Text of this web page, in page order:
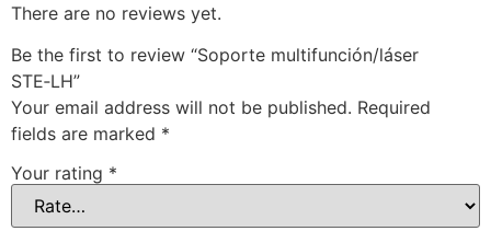
There are no reviews yet.
Be the first to review “Soporte multifunción/láser
STE‑LH”
Your email address will not be published. Required
fields are marked *
Your rating *